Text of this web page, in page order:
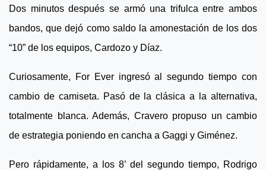
Dos minutos después se armó una trifulca entre ambos
bandos, que dejó como saldo la amonestación de los dos
“10” de los equipos, Cardozo y Díaz.
Curiosamente, For Ever ingresó al segundo tiempo con
cambio de camiseta. Pasó de la clásica a la alternativa,
totalmente blanca. Además, Cravero propuso un cambio
de estrategia poniendo en cancha a Gaggi y Giménez.
Pero rápidamente, a los 8’ del segundo tiempo, Rodrigo